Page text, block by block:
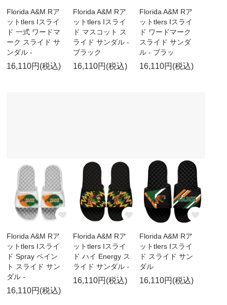
Florida A&M Rア
ットtlers Iスライ
ド 一式 ワードマ
ーク スライド サ
ンダル -
16,110円(税込)
Florida A&M Rア
ットtlers Iスライ
ド マスコット ス
ライド サンダル -
ブラック
16,110円(税込)
Florida A&M Rア
ットtlers Iスライ
ド ワードマーク
スライド サンダ
ル - ブラッ
16,110円(税込)
Florida A&M Rア
ットtlers Iスライ
ド Spray ペイン
ト スライド サン
ダル -
16,110円(税込)
Florida A&M Rア
ットtlers Iスライ
ド ハイ Energy ス
ライド サンダル -
16,110円(税込)
Florida A&M Rア
ットtlers Iスライ
ド スライド サン
ダル
16,110円(税込)